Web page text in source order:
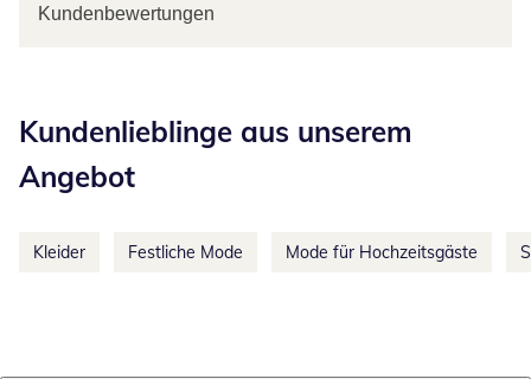
Kundenbewertungen
Kundenlieblinge aus unserem
Angebot
Kleider Festliche Mode Mode für Hochzeitsgäste